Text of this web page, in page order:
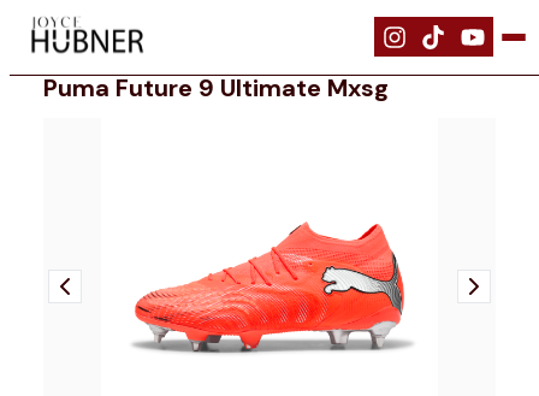
| Schuhe |
Puma Future 9 Ultimate Mxsg